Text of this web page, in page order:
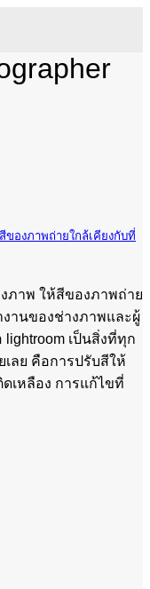
ของภาพถ่ายใกล้เคียงกับที่
ภาพ ให้สีของภาพถ่าย
นของช่างภาพและผู้
เป็นสิ่งที่ทุก
ลย คือการปรับสีให้
เหลือง การแก้ไขที่